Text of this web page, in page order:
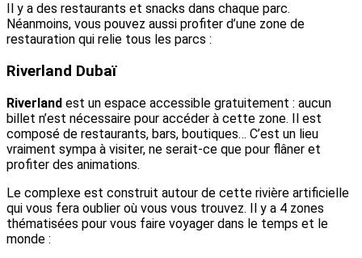
Il y a des restaurants et snacks dans chaque parc.
Néanmoins, vous pouvez aussi profiter d’une zone de
restauration qui relie tous les parcs :
Riverland Dubaï
Riverland est un espace accessible gratuitement : aucun
billet n’est nécessaire pour accéder à cette zone. Il est
composé de restaurants, bars, boutiques… C’est un lieu
vraiment sympa à visiter, ne serait-ce que pour flâner et
profiter des animations.
Le complexe est construit autour de cette rivière artificielle
qui vous fera oublier où vous vous trouvez. Il y a 4 zones
thématisées pour vous faire voyager dans le temps et le
monde :